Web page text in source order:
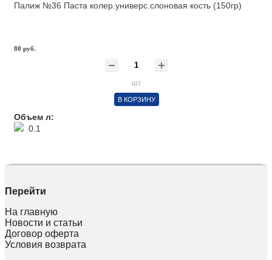
Палиж №36 Паста колер.универс.слоновая кость (150гр)
80 руб.
шт
В КОРЗИНУ
Объем л:
0.1
Перейти
На главную
Новости и статьи
Договор оферта
Условия возврата